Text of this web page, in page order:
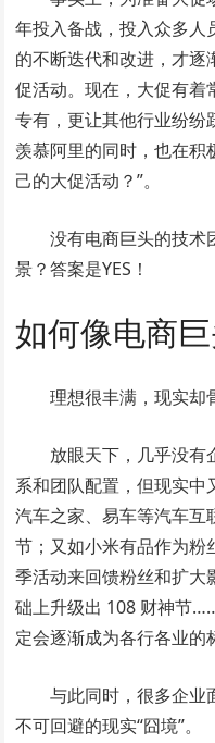
年投入备战，投入众多人
的不断迭代和改进，才逐
促活动。现在，大促有着
专有，更让其他行业纷纷
羡慕阿里的同时，也在积
己的大促活动？”。
没有电商巨头的技术
景？答案是YES！
如何像电商
理想很丰满，现实却
放眼天下，几乎没有
系和团队配置，但现实中
汽车之家、易车等汽车互
节；又如小米有品作为粉
季活动来回馈粉丝和扩大
础上升级出 108 财神节
定会逐渐成为各行各业的
与此同时，很多企业
不可回避的现实“囧境”。